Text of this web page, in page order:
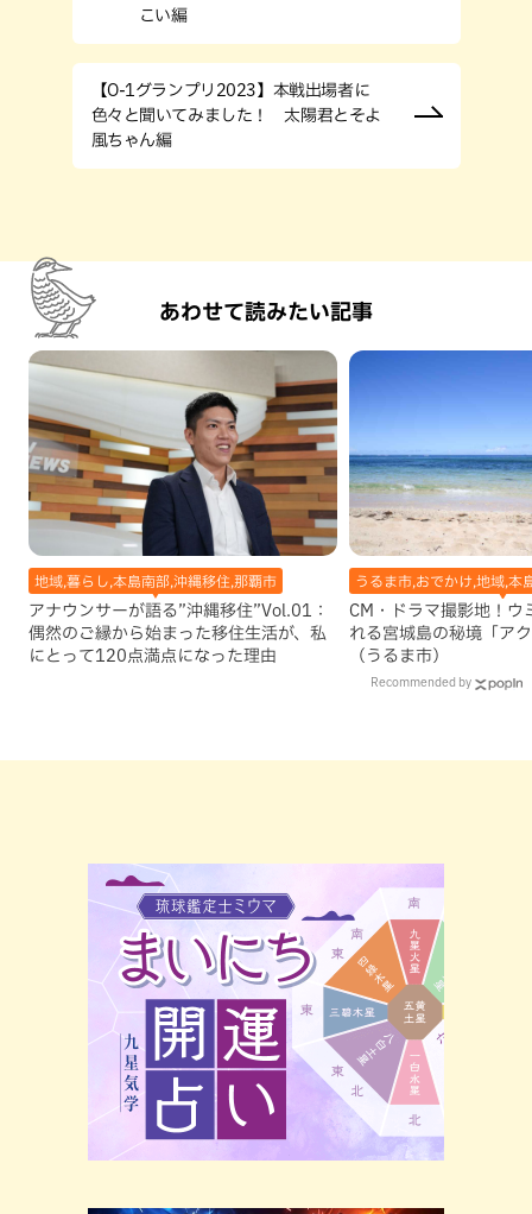
こい編
【O-1グランプリ2023】本戦出場者に
色々と聞いてみました！ 太陽君とそよ
風ちゃん編
あわせて読みたい記事
地域,暮らし,本島南部,沖縄移住,那覇市
アナウンサーが語る”沖縄移住”Vol.01：
偶然のご縁から始まった移住生活が、私
にとって120点満点になった理由
うるま市,おでかけ,地域,本
CM・ドラマ撮影地！ウ
れる宮城島の秘境「ア
（うるま市）
Recommended by